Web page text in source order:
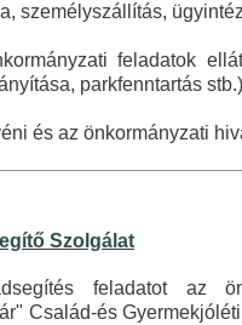
személyszállítás,
feladatok
parkfenntartás stb.)
és az önkormányzati
Szolgálat
feladatot az
Család-és